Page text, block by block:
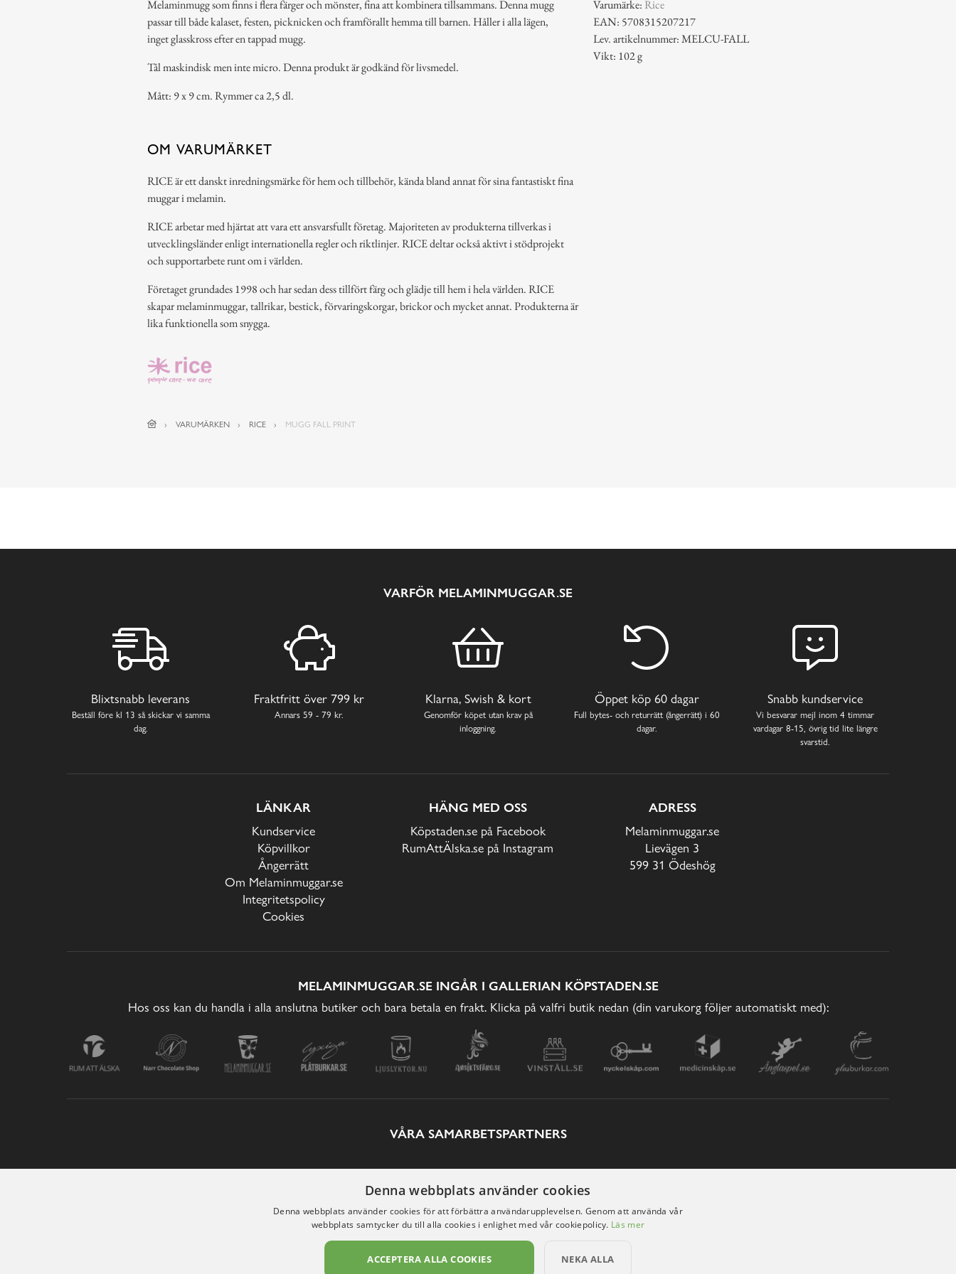
Melaminmugg som finns i flera färger och mönster, fina att kombinera tillsammans. Denna mugg
passar till både kalaset, festen, picknicken och framförallt hemma till barnen. Håller i alla lägen,
inget glasskross efter en tappad mugg.
Tål maskindisk men inte micro. Denna produkt är godkänd för livsmedel.
Mått: 9 x 9 cm. Rymmer ca 2,5 dl.
Varumärke: Rice
EAN: 5708315207217
Lev. artikelnummer: MELCU-FALL
Vikt: 102 g
OM VARUMÄRKET
RICE är ett danskt inredningsmärke för hem och tillbehör, kända bland annat för sina fantastiskt fina
muggar i melamin.
RICE arbetar med hjärtat att vara ett ansvarsfullt företag. Majoriteten av produkterna tillverkas i
utvecklingsländer enligt internationella regler och riktlinjer. RICE deltar också aktivt i stödprojekt
och supportarbete runt om i världen.
Företaget grundades 1998 och har sedan dess tillfört färg och glädje till hem i hela världen. RICE
skapar melaminmuggar, tallrikar, bestick, förvaringskorgar, brickor och mycket annat. Produkterna är
lika funktionella som snygga.
VARUMÄRKEN RICE MUGG FALL PRINT
VARFÖR MELAMINMUGGAR.SE
Blixtsnabb leverans
Beställ före kl 13 så skickar vi samma
dag.
Fraktfritt över 799 kr
Annars 59 - 79 kr.
Klarna, Swish & kort
Genomför köpet utan krav på
inloggning.
Öppet köp 60 dagar
Full bytes- och returrätt (ångerrätt) i 60
dagar.
Snabb kundservice
Vi besvarar mejl inom 4 timmar
vardagar 8-15, övrig tid lite längre
svarstid.
LÄNKAR
Kundservice
Köpvillkor
Ångerrätt
Om Melaminmuggar.se
Integritetspolicy
Cookies
HÄNG MED OSS
Köpstaden.se på Facebook
RumAttÄlska.se på Instagram
ADRESS
Melaminmuggar.se
Lievägen 3
599 31 Ödeshög
MELAMINMUGGAR.SE INGÅR I GALLERIAN KÖPSTADEN.SE
Hos oss kan du handla i alla anslutna butiker och bara betala en frakt. Klicka på valfri butik nedan (din varukorg följer automatiskt med):
VÅRA SAMARBETSPARTNERS
Denna webbplats använder cookies
Denna webbplats använder cookies för att förbättra användarupplevelsen. Genom att använda vår
webbplats samtycker du till alla cookies i enlighet med vår cookiepolicy. Läs mer
ACCEPTERA ALLA COOKIES NEKA ALLA